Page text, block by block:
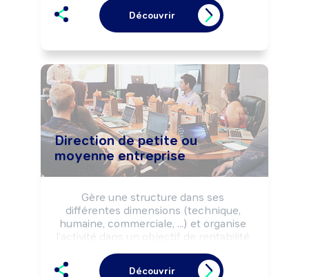
et la réglementation de l'information.
Peut définir la politique d'information de
la structure.
Découvrir
Direction de petite ou
moyenne entreprise
Gère une structure dans ses
différentes dimensions (technique,
humaine, commerciale, ...) et organise
l'activité dans un objectif de rentabilité
fixées par les pouvoirs publics.
Découvrir